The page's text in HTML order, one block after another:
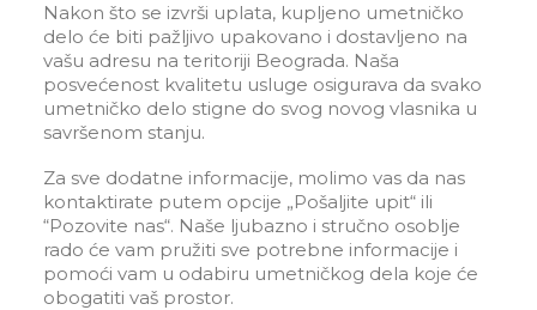
Nakon što se izvrši uplata, kupljeno umetničko
delo će biti pažljivo upakovano i dostavljeno na
vašu adresu na teritoriji Beograda. Naša
posvećenost kvalitetu usluge osigurava da svako
umetničko delo stigne do svog novog vlasnika u
savršenom stanju.
Za sve dodatne informacije, molimo vas da nas
kontaktirate putem opcije „Pošaljite upit“ ili
“Pozovite nas“. Naše ljubazno i stručno osoblje
rado će vam pružiti sve potrebne informacije i
pomoći vam u odabiru umetničkog dela koje će
obogatiti vaš prostor.